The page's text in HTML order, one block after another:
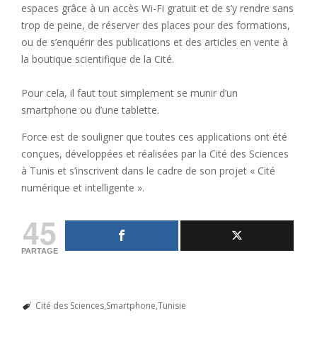
espaces grâce à un accès Wi-Fi gratuit et de s’y rendre sans
trop de peine, de réserver des places pour des formations,
ou de s’enquérir des publications et des articles en vente à
la boutique scientifique de la Cité.
Pour cela, il faut tout simplement se munir d’un
smartphone ou d’une tablette.
Force est de souligner que toutes ces applications ont été
conçues, développées et réalisées par la Cité des Sciences
à Tunis et s’inscrivent dans le cadre de son projet « Cité
numérique et intelligente ».
45
PARTAGE
Cité des Sciences Smartphone Tunisie